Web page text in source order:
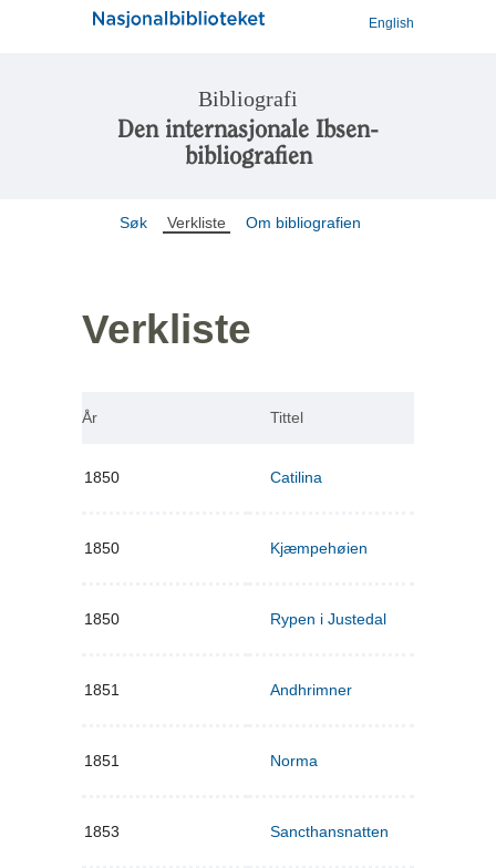
English
Bibliografi
Den internasjonale Ibsen-
bibliografien
Søk Verkliste Om bibliografien
Verkliste
År Tittel
1850 Catilina
1850 Kjæmpehøien
1850 Rypen i Justedal
1851 Andhrimner
1851 Norma
1853 Sancthansnatten